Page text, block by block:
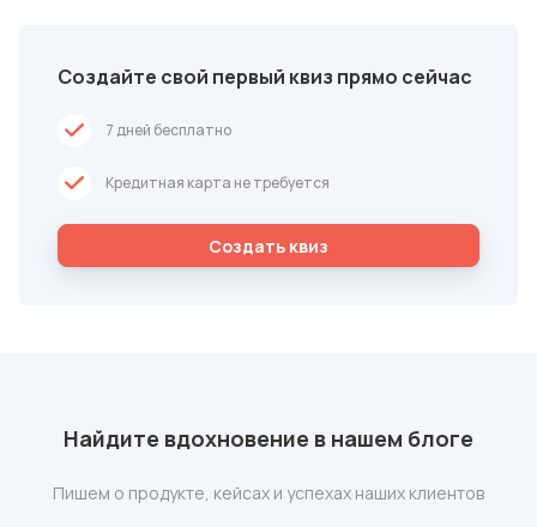
Создайте свой первый квиз прямо сейчас
7 дней бесплатно
Кредитная карта не требуется
Cоздать квиз
Найдите вдохновение в нашем блоге
Пишем о продукте, кейсах и успехах наших клиентов